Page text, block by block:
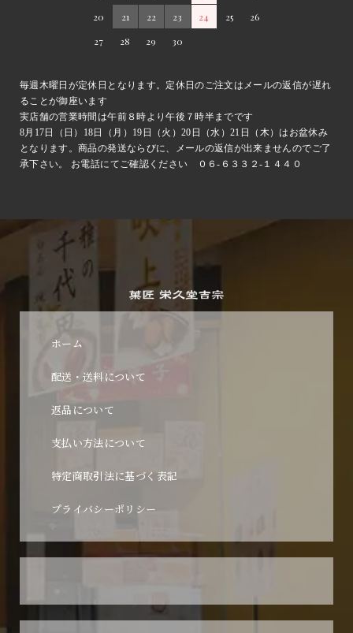
20
21 22 23 24 25
26
27
28 29 30
毎週木曜日が定休日となります。定休日のご注文はメールの返信が遅れ
ることが御座います
実店舗の営業時間は午前８時より午後７時半までです
8月17日（日）18日（月）19日（火）20日（水）21日（木）はお盆休み
となります。商品の発送ならびに、メールの返信が出来ませんのでご了
承下さい。 お電話にてご確認ください ０６-６３３２-１４４０
ホーム
配送・送料について
返品について
支払い方法について
特定商取引法に基づく表記
プライバシーポリシー